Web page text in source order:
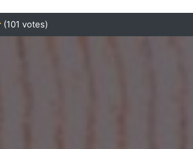
(101 votes)